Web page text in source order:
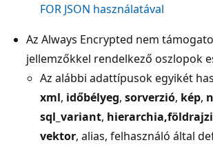
FOR JSON használatával
Az Always Encrypted nem
jellemzőkkel rendelkező oszlopok
Az alábbi adattípusok egyikét
xml, időbélyeg, sorverzió, kép,
sql_variant, hierarchia,
vektor, alias, felhasználó által